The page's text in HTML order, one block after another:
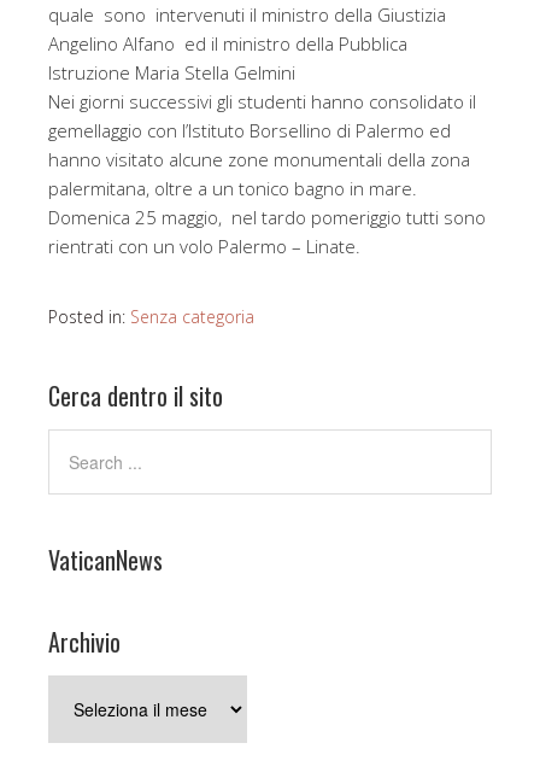
quale sono intervenuti il ministro della Giustizia
Angelino Alfano ed il ministro della Pubblica
Istruzione Maria Stella Gelmini
Nei giorni successivi gli studenti hanno consolidato il
gemellaggio con l’Istituto Borsellino di Palermo ed
hanno visitato alcune zone monumentali della zona
palermitana, oltre a un tonico bagno in mare.
Domenica 25 maggio, nel tardo pomeriggio tutti sono
rientrati con un volo Palermo – Linate.
Posted in: Senza categoria
Cerca dentro il sito
VaticanNews
Archivio